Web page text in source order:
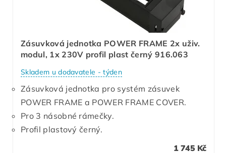
Zásuvková jednotka POWER FRAME 2x uživ.
modul, 1x 230V profil plast černý 916.063
Skladem u dodavatele - týden
Zásuvková jednotka pro systém zásuvek
POWER FRAME a POWER FRAME COVER.
Pro 3 násobné rámečky.
Profil plastový černý.
1 745 Kč